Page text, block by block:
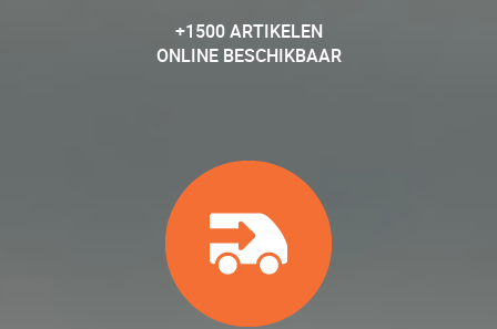
+1500 ARTIKELEN
ONLINE BESCHIKBAAR